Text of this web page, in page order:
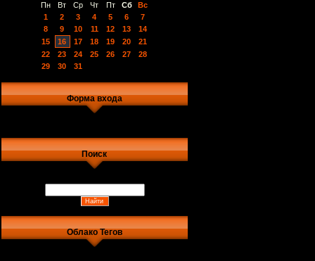
Пн
Вт Ср Чт Пт Сб
Вс
1
2 3 4 5 6
7
8
9 10 11 12 13
14
15
16 17 18 19 20
21
22
23 24 25 26 27
28
29
30 31
Форма входа
Поиск
Облако Тегов